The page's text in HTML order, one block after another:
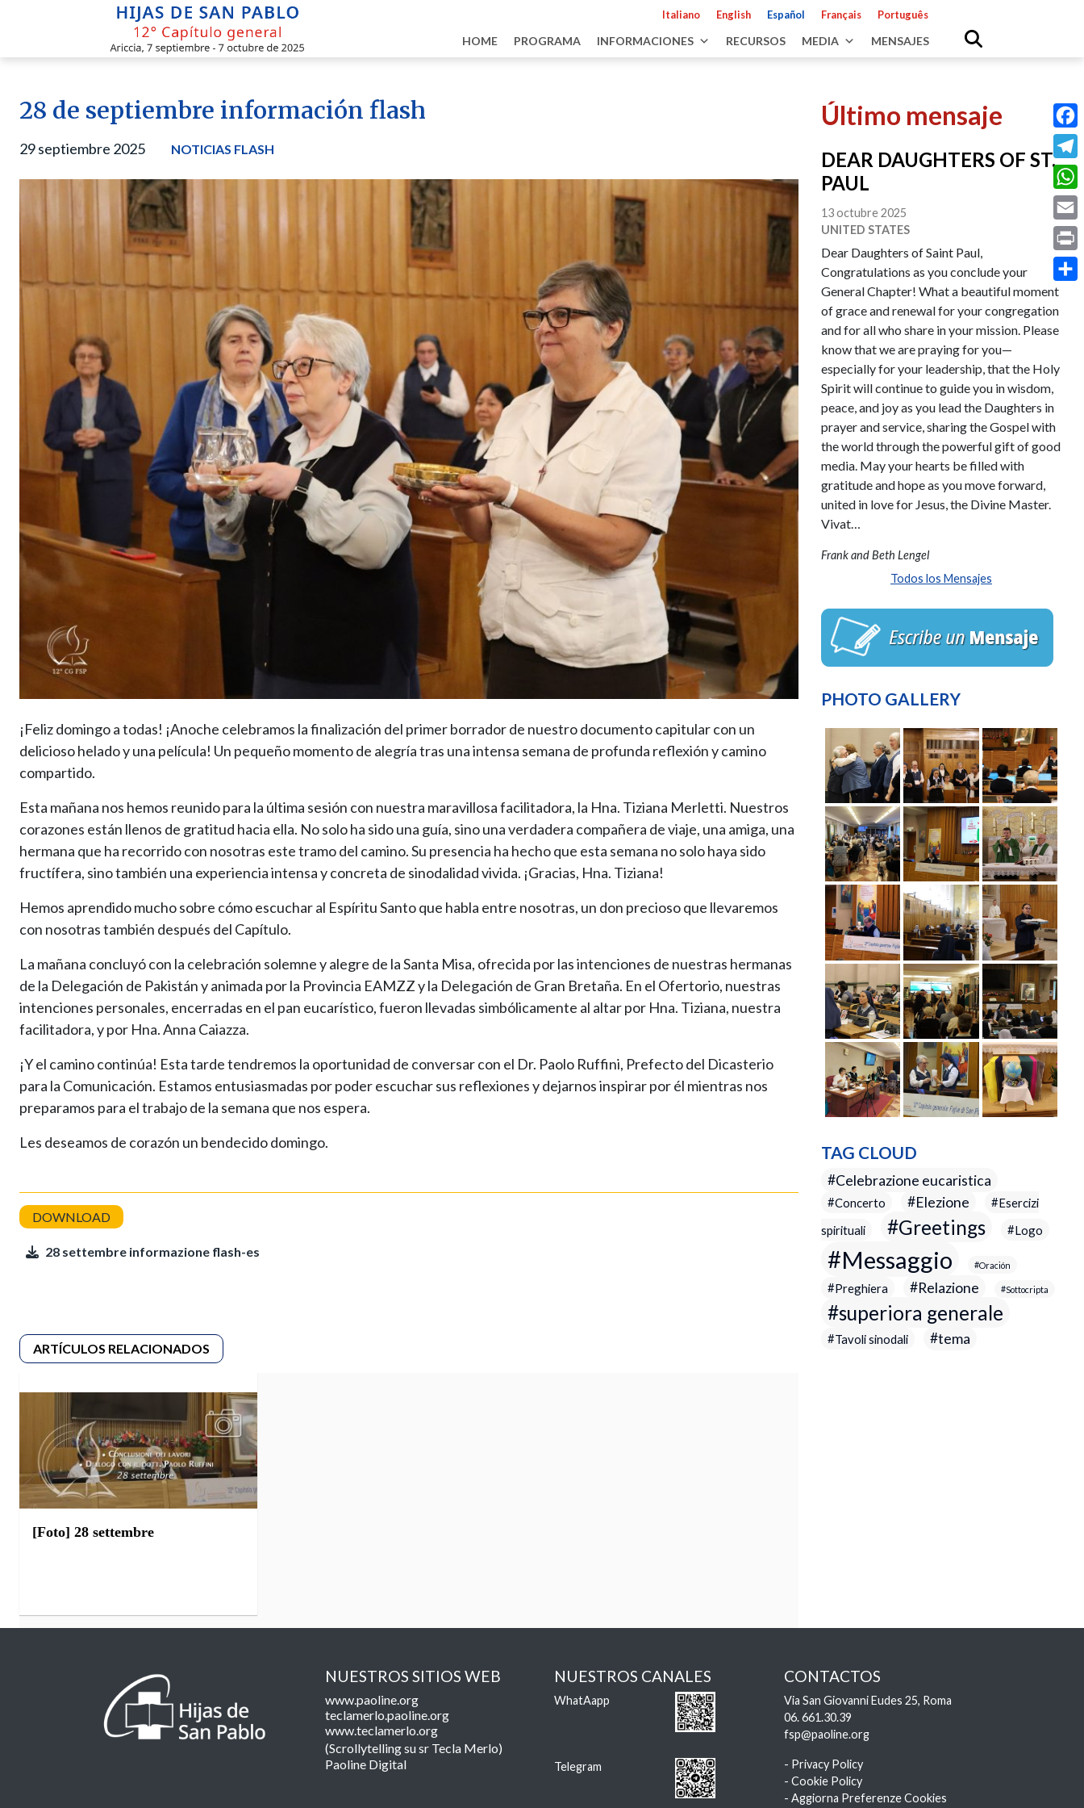
content
Italiano English Español Français Português
HOME PROGRAMA INFORMACIONES RECURSOS MEDIA MENSAJES
28 de septiembre información flash
29 septiembre 2025 NOTICIAS FLASH
¡Feliz domingo a todas! ¡Anoche celebramos la finalización del primer borrador de nuestro documento capitular con un
delicioso helado y una película! Un pequeño momento de alegría tras una intensa semana de profunda reflexión y camino
compartido.
Esta mañana nos hemos reunido para la última sesión con nuestra maravillosa facilitadora, la Hna. Tiziana Merletti. Nuestros
corazones están llenos de gratitud hacia ella. No solo ha sido una guía, sino una verdadera compañera de viaje, una amiga, una
hermana que ha recorrido con nosotras este tramo del camino. Su presencia ha hecho que esta semana no solo haya sido
fructífera, sino también una experiencia intensa y concreta de sinodalidad vivida. ¡Gracias, Hna. Tiziana!
Hemos aprendido mucho sobre cómo escuchar al Espíritu Santo que habla entre nosotras, un don precioso que llevaremos
con nosotras también después del Capítulo.
La mañana concluyó con la celebración solemne y alegre de la Santa Misa, ofrecida por las intenciones de nuestras hermanas
de la Delegación de Pakistán y animada por la Provincia EAMZZ y la Delegación de Gran Bretaña. En el Ofertorio, nuestras
intenciones personales, encerradas en el pan eucarístico, fueron llevadas simbólicamente al altar por Hna. Tiziana, nuestra
facilitadora, y por Hna. Anna Caiazza.
¡Y el camino continúa! Esta tarde tendremos la oportunidad de conversar con el Dr. Paolo Ruffini, Prefecto del Dicasterio
para la Comunicación. Estamos entusiasmadas por poder escuchar sus reflexiones y dejarnos inspirar por él mientras nos
preparamos para el trabajo de la semana que nos espera.
Les deseamos de corazón un bendecido domingo.
28 settembre informazione flash-es
[Foto] 28 settembre
Último mensaje
DEAR DAUGHTERS OF ST.
PAUL
13 octubre 2025
UNITED STATES
Dear Daughters of Saint Paul,
Congratulations as you conclude your
General Chapter! What a beautiful moment
of grace and renewal for your congregation
and for all who share in your mission. Please
know that we are praying for you—
especially for your leadership, that the Holy
Spirit will continue to guide you in wisdom,
peace, and joy as you lead the Daughters in
prayer and service, sharing the Gospel with
the world through the powerful gift of good
media. May your hearts be filled with
gratitude and hope as you move forward,
united in love for Jesus, the Divine Master.
Vivat…
Frank and Beth Lengel
Todos los Mensajes
PHOTO GALLERY
TAG CLOUD
Celebrazione eucaristica
Concerto Elezione
Esercizi
spirituali
Greetings Logo
Messaggio Oración
Preghiera Relazione Sottocripta
superiora generale
Tavoli sinodali tema
NUESTROS SITIOS WEB
www.paoline.org
teclamerlo.paoline.org
www.teclamerlo.org
(Scrollytelling su sr Tecla Merlo)
Paoline Digital
NUESTROS CANALES
WhatAapp
Telegram
CONTACTOS
Via San Giovanni Eudes 25, Roma
06. 661.30.39
fsp@paoline.org
- Privacy Policy
- Cookie Policy
- Aggiorna Preferenze Cookies
Print